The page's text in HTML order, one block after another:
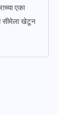
एका
सीमेला खेटून